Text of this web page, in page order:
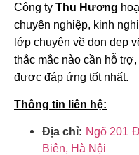
Công ty Thu Hương
chuyên nghiệp, kinh
lớp chuyên về dọn dẹp
thắc mắc nào cần hỗ
được đáp ứng tốt nhất.
Thông tin liên hệ:
Địa chỉ: Ngõ 201
Biên, Hà Nội